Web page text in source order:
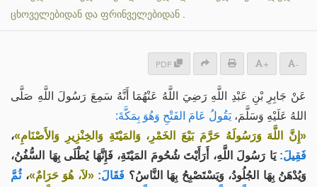
ცხოველებიდან და ფრინველებიდან .
PDF + -
عَنْ جَابِرِ بْنِ عَبْدِ اللَّهِ رَضِيَ اللَّهُ عَنْهُمَا أَنَّهُ سَمِعَ رَسُولَ اللَّهِ صَلَّى
اللهُ عَلَيْهِ وَسَلَّمَ، يَقُولُ عَامَ الفَتْحِ وَهُوَ بِمَكَّةَ:
«إِنَّ اللَّهَ وَرَسُولَهُ حَرَّمَ بَيْعَ الخَمْرِ، وَالمَيْتَةِ وَالخِنْزِيرِ وَالأَصْنَامِ»،
فَقِيلَ: يَا رَسُولَ اللَّهِ، أَرَأَيْتَ شُحُومَ المَيْتَةِ، فَإِنَّهَا يُطْلَى بِهَا السُّفُنُ،
وَيُدْهَنُ بِهَا الجُلُودُ، وَيَسْتَصْبِحُ بِهَا النَّاسُ؟ فَقَالَ: «لاَ، هُوَ حَرَامٌ»، ثُمَّ